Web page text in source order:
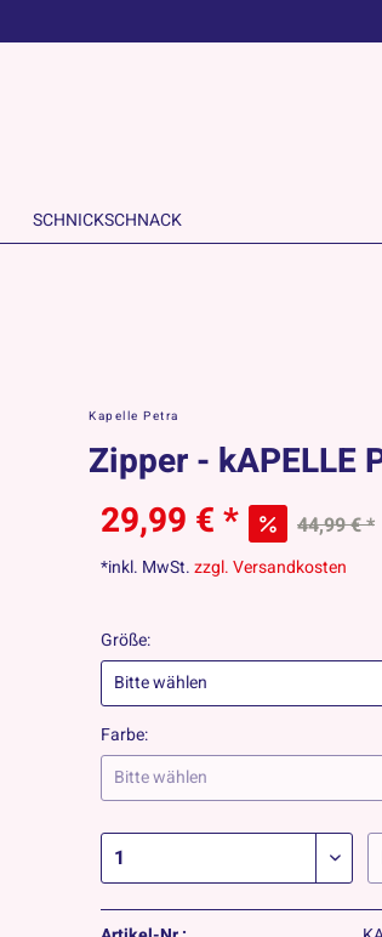
SCHNICKSCHNACK
Kapelle Petra
Zipper - kAPELLE
29,99 € *
44,99 € *
*inkl. MwSt.zzgl. Versandkosten
Größe:
Farbe: